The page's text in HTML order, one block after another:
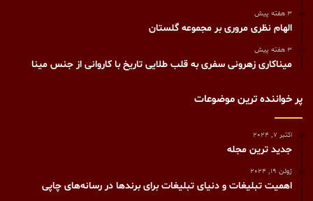
3 هفته پیش
الهام نظری مروری بر مجموعه گلستان
3 هفته پیش
میناکاری زهرونی سفری به قلب طلایی تاریخ با کاروانی از جنس مینا
پر خواننده ترین موضوعات
اکتبر 7, 2024
جدید ترین مجله
ژوئن 19, 2024
اهمیت تبلیغات و دنیای تبلیغات برای برندها در رسانه‌های چاپی